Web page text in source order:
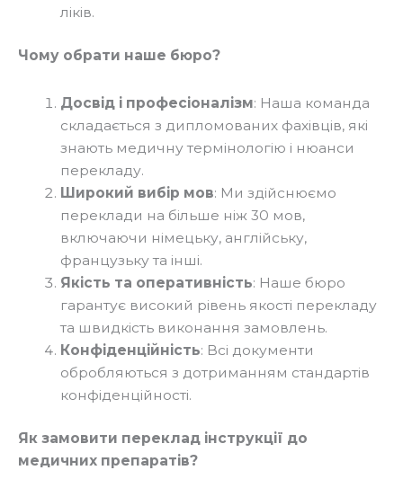
ліків.
Чому обрати наше бюро?
Досвід і професіоналізм: Наша команда
складається з дипломованих фахівців, які
знають медичну термінологію і нюанси
перекладу.
Широкий вибір мов: Ми здійснюємо
переклади на більше ніж 30 мов,
включаючи німецьку, англійську,
французьку та інші.
Якість та оперативність: Наше бюро
гарантує високий рівень якості перекладу
та швидкість виконання замовлень.
Конфіденційність: Всі документи
обробляються з дотриманням стандартів
конфіденційності.
Як замовити переклад інструкції до
медичних препаратів?